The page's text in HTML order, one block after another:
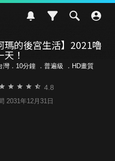
瑪的後宮生活】2021嚕
！
灣．10分鐘 ． 普遍級 ．HD畫質
4.8
2031年12月31日